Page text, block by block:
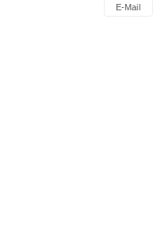
E-Mail